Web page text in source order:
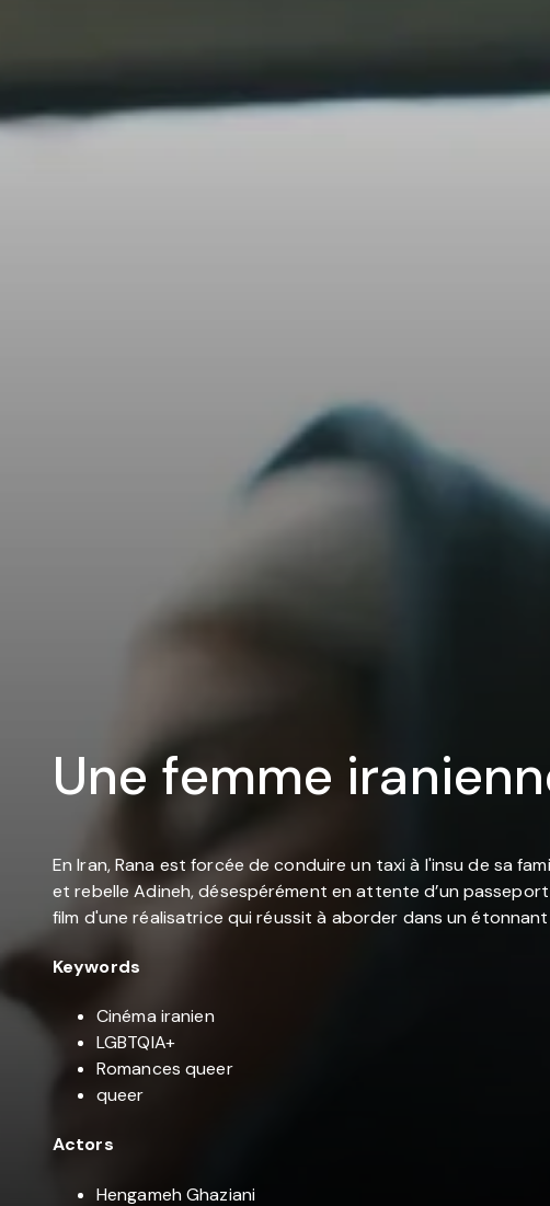
Une femme
En Iran, Rana est forcée de conduire un taxi à l'insu de sa
et rebelle Adineh, désespérément en attente d’un
film d'une réalisatrice qui réussit à aborder dans un
Keywords
Cinéma iranien
LGBTQIA+
Romances queer
queer
Actors
Hengameh Ghaziani